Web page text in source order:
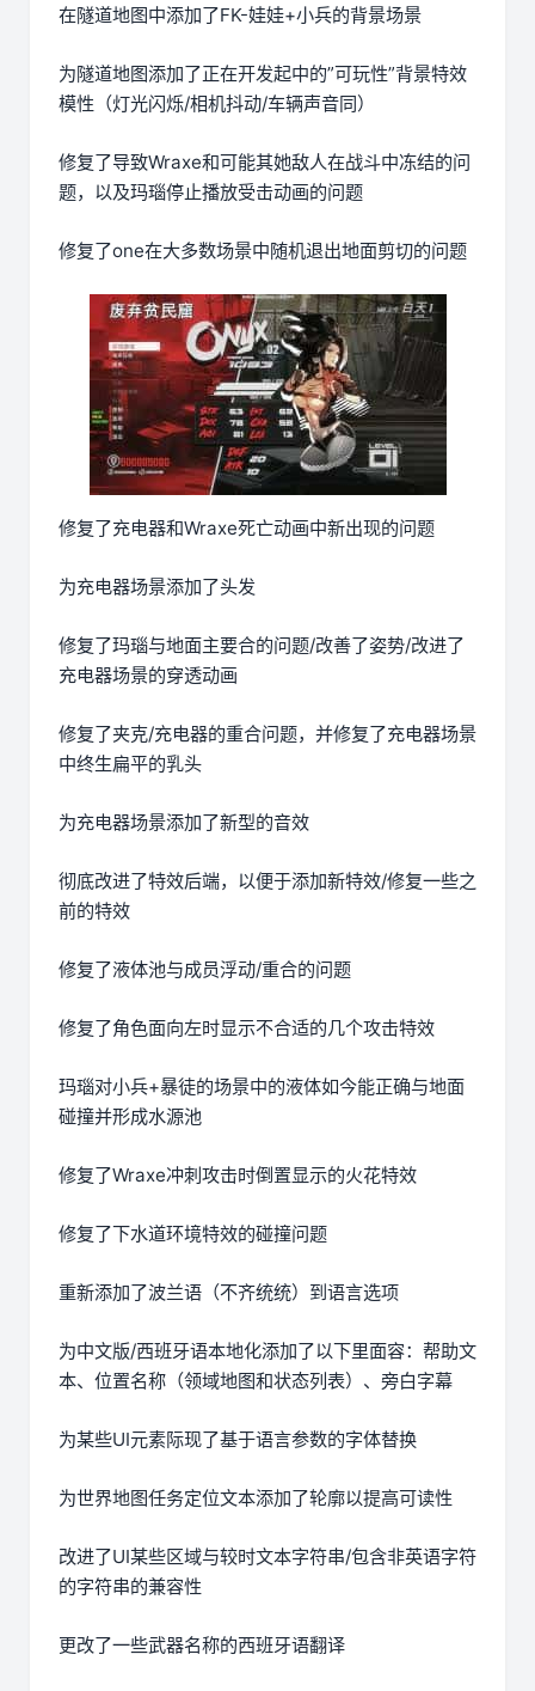
在隧道地图中添加了FK-娃娃+小兵的背景场景
为隧道地图添加了正在开发起中的”可玩性”背景特效
模性（灯光闪烁/相机抖动/车辆声音同）
修复了导致Wraxe和可能其她敌人在战斗中冻结的问
题，以及玛瑙停止播放受击动画的问题
修复了one在大多数场景中随机退出地面剪切的问题
修复了充电器和Wraxe死亡动画中新出现的问题
为充电器场景添加了头发
修复了玛瑙与地面主要合的问题/改善了姿势/改进了
充电器场景的穿透动画
修复了夹克/充电器的重合问题，并修复了充电器场景
中终生扁平的乳头
为充电器场景添加了新型的音效
彻底改进了特效后端，以便于添加新特效/修复一些之
前的特效
修复了液体池与成员浮动/重合的问题
修复了角色面向左时显示不合适的几个攻击特效
玛瑙对小兵+暴徒的场景中的液体如今能正确与地面
碰撞并形成水源池
修复了Wraxe冲刺攻击时倒置显示的火花特效
修复了下水道环境特效的碰撞问题
重新添加了波兰语（不齐统统）到语言选项
为中文版/西班牙语本地化添加了以下里面容：帮助文
本、位置名称（领域地图和状态列表）、旁白字幕
为某些UI元素际现了基于语言参数的字体替换
为世界地图任务定位文本添加了轮廓以提高可读性
改进了UI某些区域与较时文本字符串/包含非英语字符
的字符串的兼容性
更改了一些武器名称的西班牙语翻译